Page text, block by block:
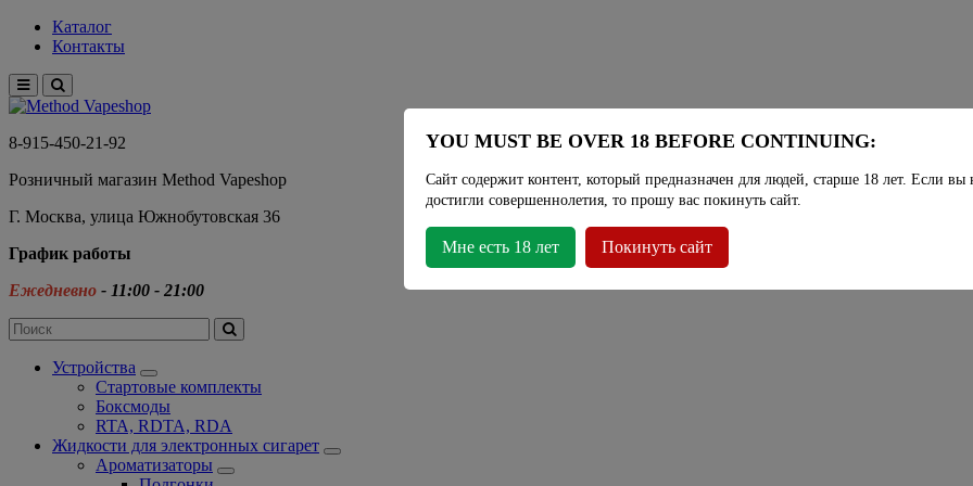
Каталог
Контакты
8-915-450-21-92
Розничный магазин Method Vapeshop
Г. Москва, улица Южнобутовская 36
График работы
Ежедневно - 11:00 - 21:00
Устройства
Стартовые комплекты
Боксмоды
RTA, RDTA, RDA
Жидкости для электронных сигарет
Ароматизаторы
YOU MUST BE OVER 18 BEFORE CONTINUING:
Сайт содержит контент, который предназначен для людей, старше 18 лет. Если вы
достигли совершеннолетия, то прошу вас покинуть сайт.
Мне есть 18 лет Покинуть сайт